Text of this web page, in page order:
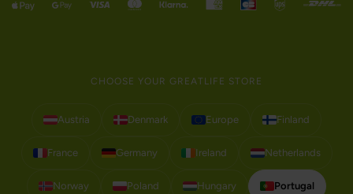
CHOOSE YOUR GREATLIFE STORE
Austria Denmark Europe Finland
France Germany Ireland Netherlands
Norway Poland Hungary Portugal